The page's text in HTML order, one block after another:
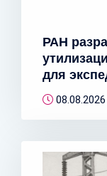
РАН
для
08.08.2026